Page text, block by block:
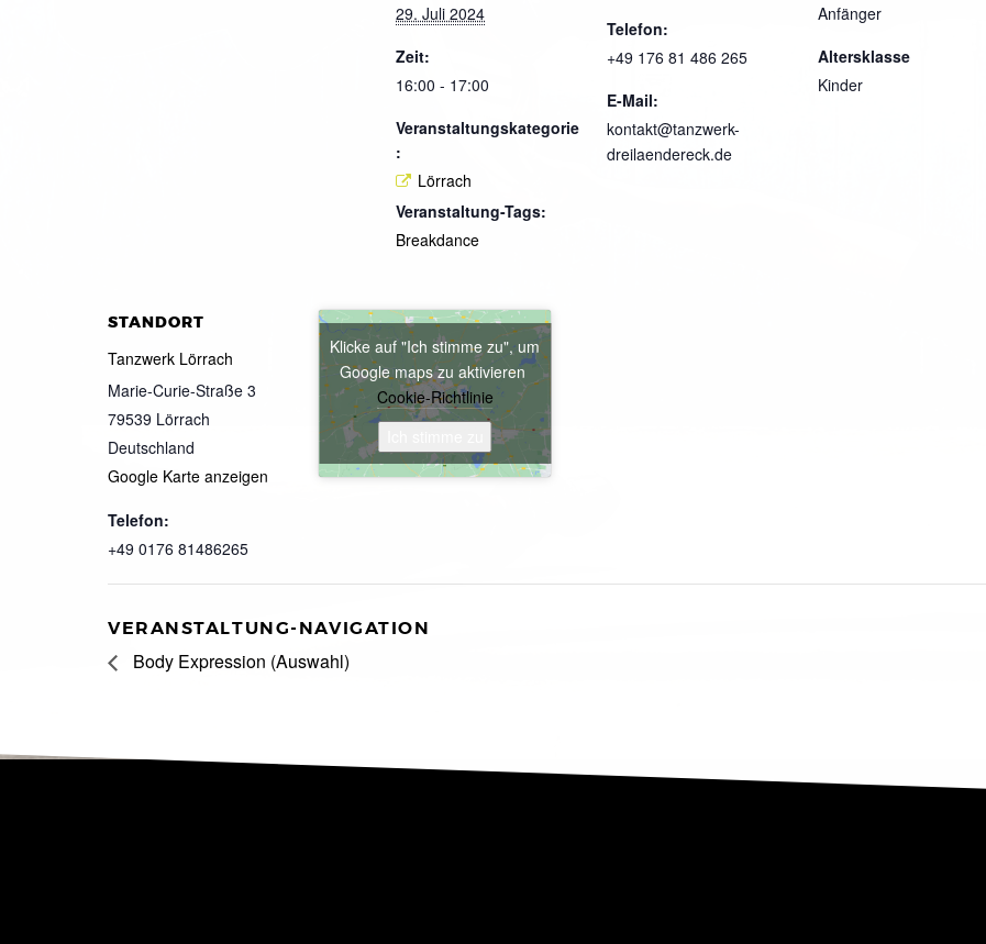
29. Juli 2024
Zeit:
16:00 - 17:00
Veranstaltungskategorie
:
Lörrach
Veranstaltung-Tags:
Breakdance
Telefon:
+49 176 81 486 265
E-Mail:
kontakt@tanzwerk-
dreilaendereck.de
Anfänger
Altersklasse
Kinder
STANDORT
Tanzwerk Lörrach
Marie-Curie-Straße 3
79539 Lörrach
Deutschland
Google Karte anzeigen
Telefon:
+49 0176 81486265
Klicke auf "Ich stimme zu", um
Google maps zu aktivieren
Cookie-Richtlinie
VERANSTALTUNG-NAVIGATION
Body Expression (Auswahl)